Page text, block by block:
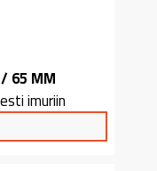
/ 65 MM
imuriin